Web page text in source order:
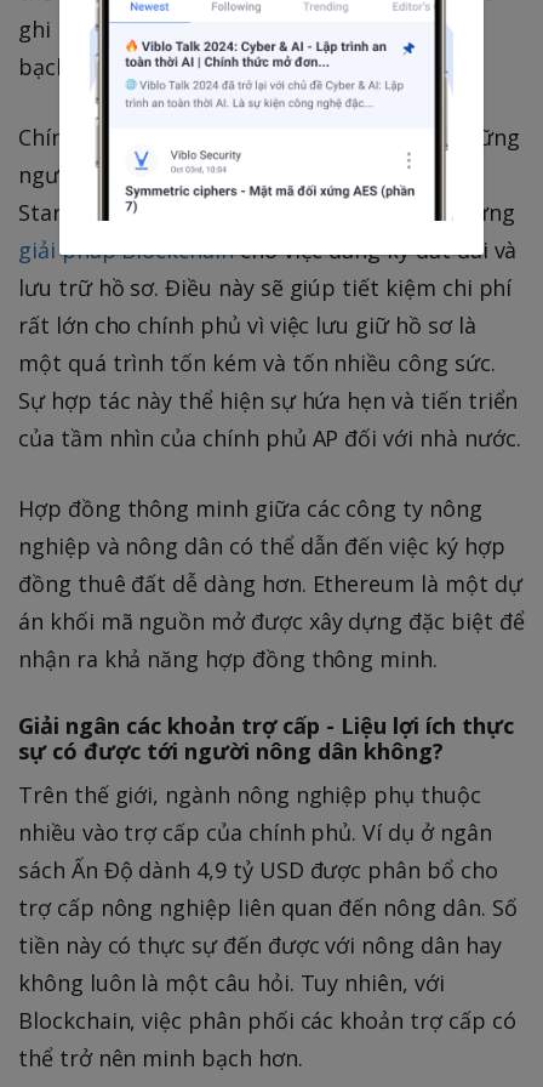
ghi lại là công khai có sẵn mang lại sự minh
bạch hoàn toàn trong hệ thống.
Chính phủ Ấn Độ bang Andhra Pradesh là những
người đầu tiên trên thế giới đã hợp tác với
Startup ChromaWay của Thụy Điển để xây dựng
giải pháp Blockchaincho việc đăng ký đất đai và
lưu trữ hồ sơ. Điều này sẽ giúp tiết kiệm chi phí
rất lớn cho chính phủ vì việc lưu giữ hồ sơ là
một quá trình tốn kém và tốn nhiều công sức.
Sự hợp tác này thể hiện sự hứa hẹn và tiến triển
của tầm nhìn của chính phủ AP đối với nhà nước.
Hợp đồng thông minh giữa các công ty nông
nghiệp và nông dân có thể dẫn đến việc ký hợp
đồng thuê đất dễ dàng hơn. Ethereum là một dự
án khối mã nguồn mở được xây dựng đặc biệt để
nhận ra khả năng hợp đồng thông minh.
Giải ngân các khoản trợ cấp - Liệu lợi ích thực
sự có được tới người nông dân không?
Trên thế giới, ngành nông nghiệp phụ thuộc
nhiều vào trợ cấp của chính phủ. Ví dụ ở ngân
sách Ấn Độ dành 4,9 tỷ USD được phân bổ cho
trợ cấp nông nghiệp liên quan đến nông dân. Số
tiền này có thực sự đến được với nông dân hay
không luôn là một câu hỏi. Tuy nhiên, với
Blockchain, việc phân phối các khoản trợ cấp có
thể trở nên minh bạch hơn.